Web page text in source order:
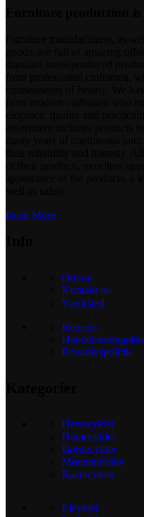
Read More
Om os
Kontakt os
Værksted
Reusers
Privatlivspolitik
Herrecykler
Damecykler
Børnecykler
Mountainbike
Racercykler
Elcykler